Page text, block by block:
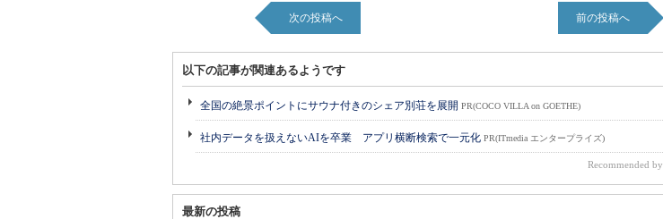
次の投稿へ 前の投稿へ
以下の記事が関連あるようです
全国の絶景ポイントにサウナ付きのシェア別荘を展開 PR(COCO VILLA on GOETHE)
社内データを扱えないAIを卒業 アプリ横断検索で一元化 PR(ITmedia エンタープライズ)
Recommended by
最新の投稿